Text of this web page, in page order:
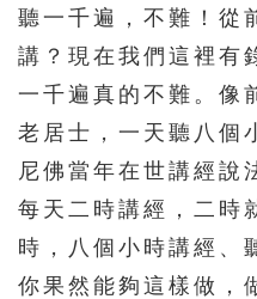
聽一千遍，不難！從
講？現在我們這裡有
一千遍真的不難。像
老居士，一天聽八個
尼佛當年在世講經說
每天二時講經，二時
時，八個小時講經、
你果然能夠這樣做，